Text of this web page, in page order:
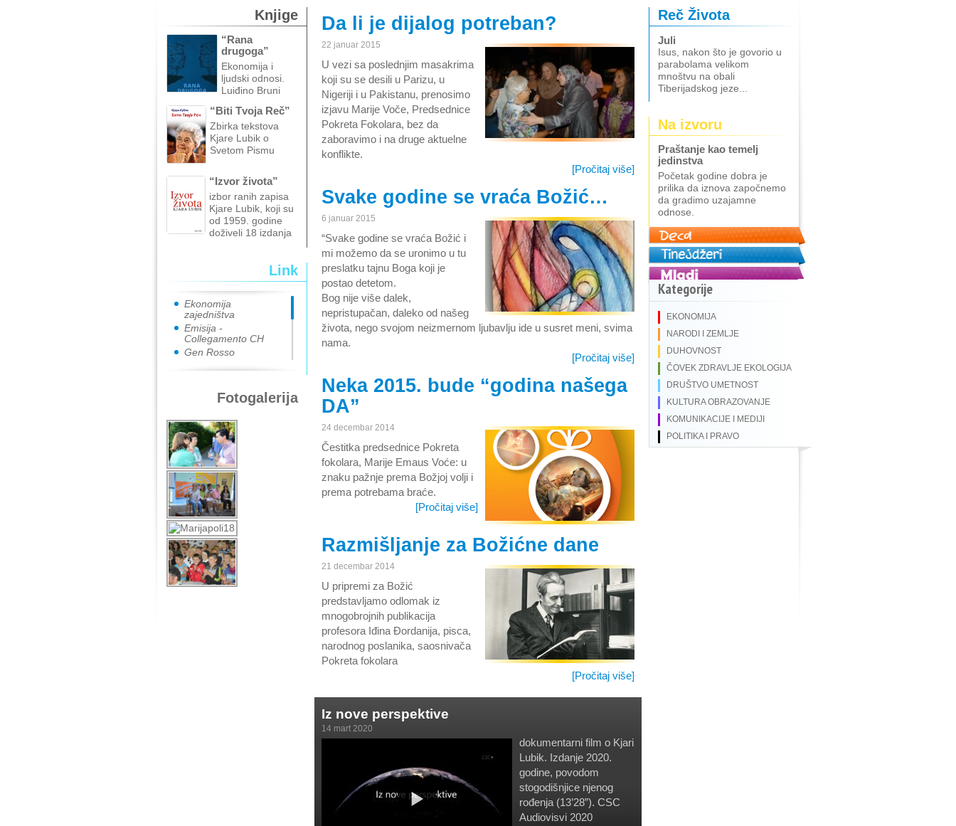
Da li je dijalog potreban?
22 januar 2015
U vezi sa poslednjim masakrima
koji su se desili u Parizu, u
Nigeriji i u Pakistanu, prenosimo
izjavu Marije Voče, Predsednice
Pokreta Fokolara, bez da
zaboravimo i na druge aktuelne
konflikte.
[Pročitaj više]
Svake godine se vraća Božić…
6 januar 2015
“Svake godine se vraća Božić i
mi možemo da se uronimo u tu
preslatku tajnu Boga koji je
postao detetom.
Bog nije više dalek,
nepristupačan, daleko od našeg
života, nego svojom neizmernom ljubavlju ide u susret meni, svima
nama.
[Pročitaj više]
Neka 2015. bude “godina našega
DA”
24 decembar 2014
Čestitka predsednice Pokreta
fokolara, Marije Emaus Voće: u
znaku pažnje prema Božjoj volji i
prema potrebama braće.
[Pročitaj više]
Razmišljanje za Božićne dane
21 decembar 2014
U pripremi za Božić
predstavljamo odlomak iz
mnogobrojnih publikacija
profesora Iđina Đordanija, pisca,
narodnog poslanika, saosnivača
Pokreta fokolara
[Pročitaj više]
Iz nove perspektive
14 mart 2020
dokumentarni film o Kjari
Lubik. Izdanje 2020.
godine, povodom
stogodišnjice njenog
rođenja (13’28”). CSC
Audiovisvi 2020
Knjige
“Rana
drugoga”
Ekonomija i
ljudski odnosi.
Luiđino Bruni
“Biti Tvoja Reč”
Zbirka tekstova
Kjare Lubik o
Svetom Pismu
“Izvor života”
izbor ranih zapisa
Kjare Lubik, koji su
od 1959. godine
doživeli 18 izdanja
Link
Ekonomija
zajedništva
Emisija -
Collegamento CH
Gen Rosso
New Humanity
Pokret fokolara u
Hrvatskoj
Pokret fokolara u
Mađarskoj
Univerzitetski institut
Sophia
Fotogalerija
Reč Života
Juli
Isus, nakon što je govorio u
parabolama velikom
mnoštvu na obali
Tiberijadskog jeze...
Na izvoru
Praštanje kao temelj
jedinstva
Početak godine dobra je
prilika da iznova započnemo
da gradimo uzajamne
odnose.
Kategorije
EKONOMIJA
NARODI I ZEMLJE
DUHOVNOST
ČOVEK ZDRAVLJE EKOLOGIJA
DRUŠTVO UMETNOST
KULTURA OBRAZOVANJE
KOMUNIKACIJE I MEDIJI
POLITIKA I PRAVO